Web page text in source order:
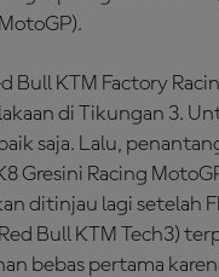
Bull KTM Factory
di Tikungan 3.
saja. Lalu,
Gresini Racing
ditinjau lagi setelah
Bull KTM Tech3)
bebas pertama